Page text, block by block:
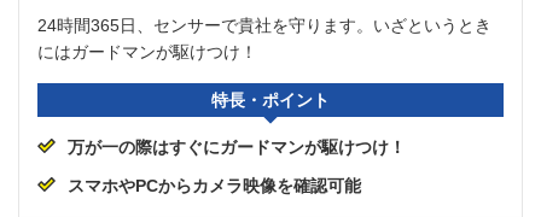
24時間365日、センサーで貴社を守ります。いざというとき
にはガードマンが駆けつけ！
特長・ポイント
万が一の際はすぐにガードマンが駆けつけ！
スマホやPCからカメラ映像を確認可能